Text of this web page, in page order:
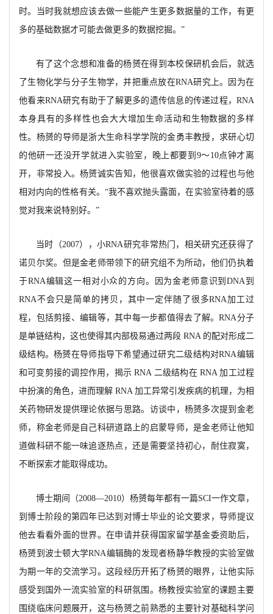
时。当时我就想应该去做一些能产生更多数据量的工作，有更
多的基础数据才可能去做更多的数据挖掘。”
有了这个念想和准备的杨赟在得到本校保研机会后，就选
了生物化学与分子生物学，并把重点放在RNA研究上。因为在
他看来RNA研究有助于了解更多的遗传信息的传递过程，RNA
本身具有的多样性也会大大增加生命活动和生物数据的多样
性。杨赟的导师是浙大生命科学学院的金勇丰教授，求研心切
的他研一还没开学就进入实验室，晚上都要到9～10点钟才离
开，非常投入。杨赟诚实告知，他很喜欢做实验的过程也与他
相对内向的性格有关。“我不喜欢抛头露面，在实验室待着的感
觉对我来说特别好。”
当时（2007），小RNA研究非常热门，相关研究还获得了
诺贝尔奖。但是金老师带领下的研究组不为所动，他们仍执着
于RNA编辑这一相对小众的方向。因为金老师意识到DNA到
RNA不会只是简单的拷贝，其中一定伴随了很多RNA加工过
程，包括剪接、编辑等，其中每一步都值得去了解。RNA分子
是单链结构，这也使得其内部极易通过两段 RNA 的配对形成二
级结构。杨赟在导师指导下希望通过研究二级结构对RNA编辑
和可变剪接的调控作用，揭示 RNA 二级结构在 RNA 加工过程
中扮演的角色，进而理解 RNA 加工异常引发疾病的机理 ，为相
关药物研发提供理论依据与思路。访谈中，杨赟多次提到金老
师，称金老师是自己科研道路上的启蒙导师，是金老师让他知
道做科研不能一味追逐热点，还是需要坚持初心，耐住寂寞，
不断探索才能取得成功。
博士期间（2008—2010）杨赟每年都有一篇SCI一作文章，
到博士阶段的第四年已达到对博士毕业的论文要求，导师提议
他去看看外面的世界。在申请并获得国家留学基金委资助后，
杨赟到波士顿大学RNA编辑酶的发现者杨静华教授的实验室做
为期一年的交流学习。这段经历开拓了杨赟的眼界，让他实际
感受到国外一流实验室的科研氛围。杨教授实验室的课题主要
围绕临床问题展开，这与杨赟之前熟悉的主要针对基础科学问